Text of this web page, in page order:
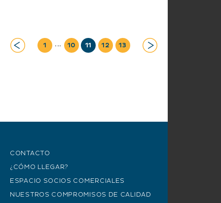
1 ... 10 11 12 13
CONTACTO
¿CÓMO LLEGAR?
ESPACIO SOCIOS COMERCIALES
NUESTROS COMPROMISOS DE CALIDAD